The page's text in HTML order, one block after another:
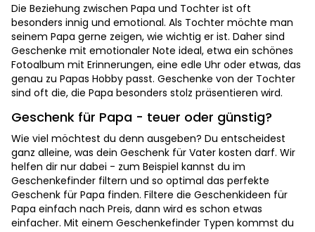
Die Beziehung zwischen Papa und Tochter ist oft
besonders innig und emotional. Als Tochter möchte man
seinem Papa gerne zeigen, wie wichtig er ist. Daher sind
Geschenke mit emotionaler Note ideal, etwa ein schönes
Fotoalbum mit Erinnerungen, eine edle Uhr oder etwas, das
genau zu Papas Hobby passt. Geschenke von der Tochter
sind oft die, die Papa besonders stolz präsentieren wird.
Geschenk für Papa - teuer oder günstig?
Wie viel möchtest du denn ausgeben? Du entscheidest
ganz alleine, was dein Geschenk für Vater kosten darf. Wir
helfen dir nur dabei - zum Beispiel kannst du im
Geschenkefinder filtern und so optimal das perfekte
Geschenk für Papa finden. Filtere die Geschenkideen für
Papa einfach nach Preis, dann wird es schon etwas
einfacher. Mit einem Geschenkefinder Typen kommst du